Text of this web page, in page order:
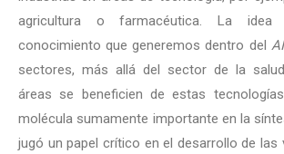
agricultura o farmacéutica. La
conocimiento que generemos dentro del
sectores, más allá del sector de la
áreas se beneficien de estas
molécula sumamente importante en la
jugó un papel crítico en el desarrollo de las